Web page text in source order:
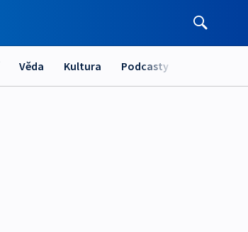
Věda Kultura Podcasty